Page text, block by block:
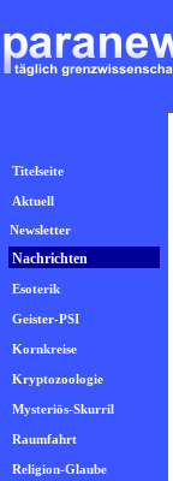
Titelseite
Aktuell
Newsletter
Nachrichten
Esoterik
Geister-PSI
Kornkreise
Kryptozoologie
Mysteriös-Skurril
Raumfahrt
Religion-Glaube